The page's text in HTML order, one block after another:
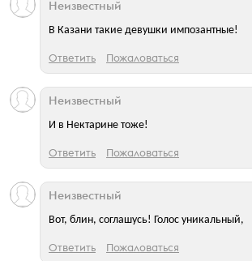
В Казани такие девушки импозантные!
Неизвестный
Ответить Пожаловаться
И в Нектарине тоже!
Неизвестный
Ответить Пожаловаться
Вот, блин, соглашусь! Голос уникальный,
Неизвестный
Ответить Пожаловаться